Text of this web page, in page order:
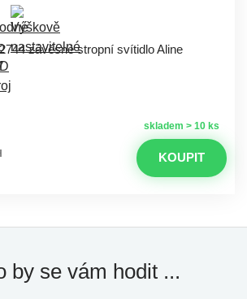
závěsné stropní svítidlo Aline
skladem > 10 ks
KOUPIT
by se vám hodit ...